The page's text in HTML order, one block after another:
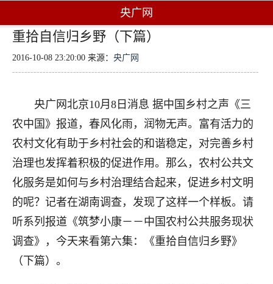
央广网
重拾自信归乡野（下篇）
2016-10-08 23:20:00 来源： 央广网
央广网北京10月8日消息 据中国乡村之声《三
农中国》报道，春风化雨，润物无声。富有活力的
农村文化有助于乡村社会的和谐稳定，对完善乡村
治理也发挥着积极的促进作用。那么，农村公共文
化服务是如何与乡村治理结合起来，促进乡村文明
的呢？记者在湖南调查，发现了这样一个样板。请
听系列报道《筑梦小康－－中国农村公共服务现状
调查》，今天来看第六集：《重拾自信归乡野》
（下篇）。